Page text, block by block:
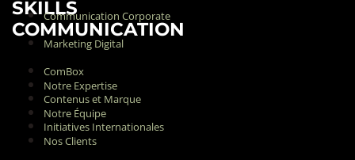
SKILLS
COMMUNICATION
Notre Expertise
Notre Équipe
Nos Clients
Communication Corporate
Marketing Digital
ComBox
Contenus et Marque
Initiatives Internationales